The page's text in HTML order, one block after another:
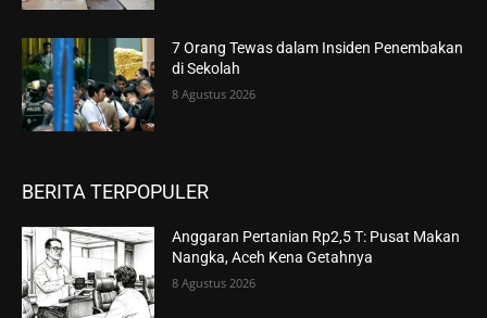
7 Orang Tewas dalam Insiden Penembakan
di Sekolah
8 Agustus 2026
BERITA TERPOPULER
Anggaran Pertanian Rp2,5 T: Pusat Makan
Nangka, Aceh Kena Getahnya
8 Agustus 2026